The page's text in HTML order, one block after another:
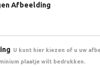
Afbeelding
U kunt hier kiezen of u uw
plaatje wilt bedrukken.